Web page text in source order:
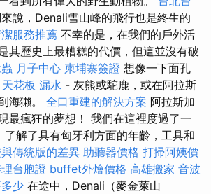
說，Denali雪山峰的飛行也是終生的
服務推薦 不幸的是，在我們的戶外活
其歷史上最糟糕的代價，但這並沒有破
月子中心 柬埔寨簽證 想像一下面孔
天花板 漏水 - 灰熊或駝鹿，或在阿拉斯
海獺。 全口重建的解決方案 阿拉斯加
最瘋狂的夢想！ 我們在這裡度過了一
解了具有匈牙利方面的年齡，工具和
傳統版的差異 助聽器價格 打掃阿姨價
台胞證 buffet外燴價格 高雄搬家 音波
少 在途中，Denali（麥金萊山